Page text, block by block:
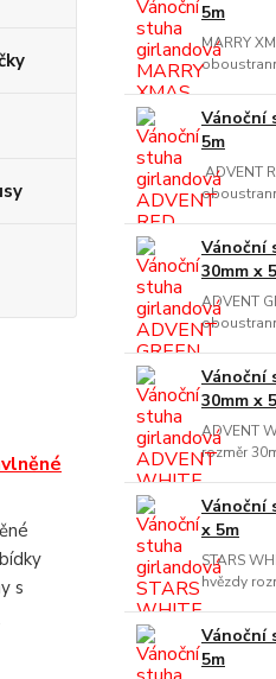
s
5m
MARRY
Vánoční
5m
ADVENT
Vánoční
30mm x
ADVENT
Vánoční
30mm x
ADVENT
rozměr
Vánoční
x 5m
STARS
hvězdy
Vánoční
5m